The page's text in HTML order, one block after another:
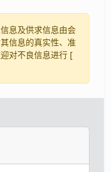
息及供求信息由会
信息的真实性、准
对不良信息进行 [